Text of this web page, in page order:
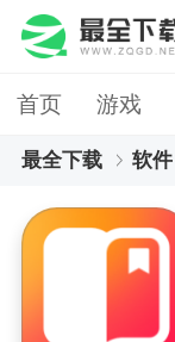
首页 游戏
最全下载 软件